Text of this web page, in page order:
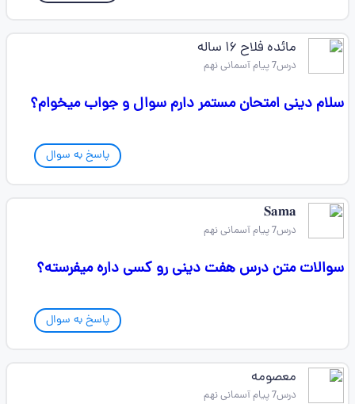
مائده فلاح ۱۶ ساله
درس7 پیام آسمانی نهم
سلام دینی امتحان مستمر دارم سوال و جواب میخوام؟
پاسخ به سوال
𝐒𝐚𝐦𝐚
درس7 پیام آسمانی نهم
سوالات متن درس هفت دینی رو کسی داره میفرسته؟
پاسخ به سوال
معصومه
درس7 پیام آسمانی نهم